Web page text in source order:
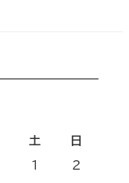
土 日
1 2